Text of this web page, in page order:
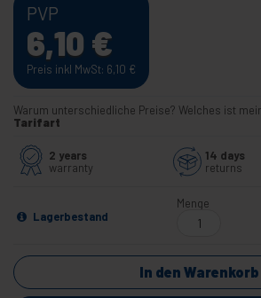
PVP
6,10 €
Preis inkl MwSt: 6,10 €
Warum unterschiedliche Preise? Welches ist
Tarifart
2 years
warranty
14 days
returns
Lagerbestand
Menge
In den Warenkorb